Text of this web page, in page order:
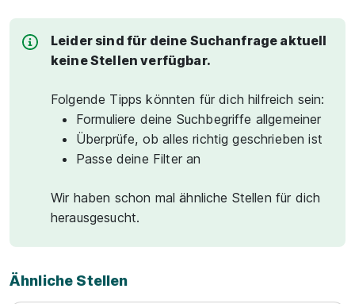
Leider sind für deine Suchanfrage aktuell
keine Stellen verfügbar.
Folgende Tipps könnten für dich hilfreich sein:
Formuliere deine Suchbegriffe allgemeiner
Überprüfe, ob alles richtig geschrieben ist
Passe deine Filter an
Wir haben schon mal ähnliche Stellen für dich
herausgesucht.
Ähnliche Stellen